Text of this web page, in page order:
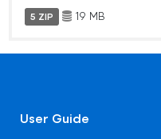
5 ZIP 19 MB
User Guide